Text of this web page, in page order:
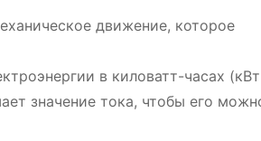
движение, которое
в киловатт-часах
значение тока, чтобы его